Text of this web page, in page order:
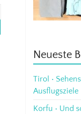
Neueste
Tirol •
Ausflugsziele
Korfu • Und